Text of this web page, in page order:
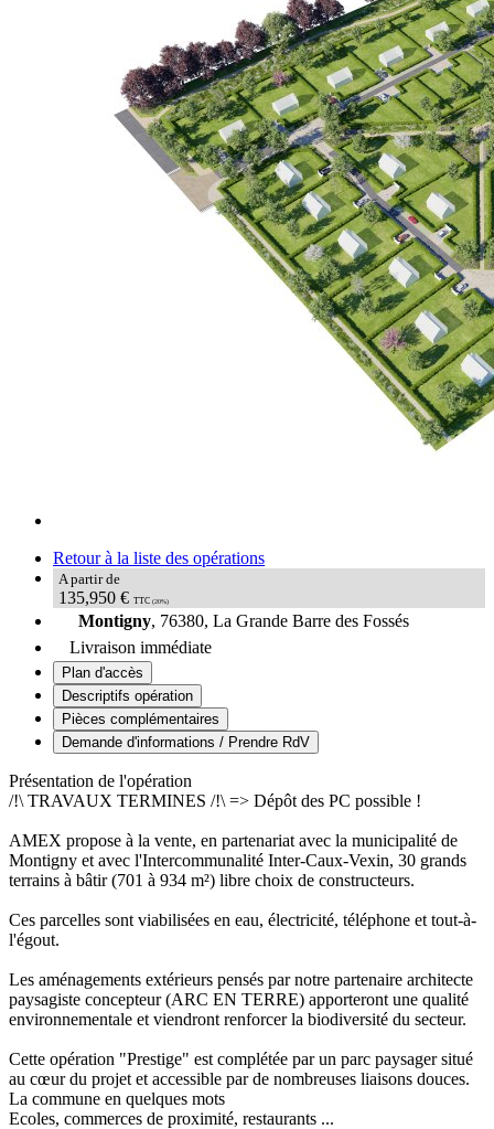
Retour à la liste des opérations
A partir de
135,950 € TTC (20%)
Montigny, 76380, La Grande Barre des Fossés
Livraison immédiate
Plan d'accès
Descriptifs opération
Pièces complémentaires
Demande d'informations / Prendre RdV
Présentation de l'opération
/!\ TRAVAUX TERMINES /!\ => Dépôt des PC possible !
AMEX propose à la vente, en partenariat avec la municipalité de
Montigny et avec l'Intercommunalité Inter-Caux-Vexin, 30 grands
terrains à bâtir (701 à 934 m²) libre choix de constructeurs.
Ces parcelles sont viabilisées en eau, électricité, téléphone et tout-à-
l'égout.
Les aménagements extérieurs pensés par notre partenaire architecte
paysagiste concepteur (ARC EN TERRE) apporteront une qualité
environnementale et viendront renforcer la biodiversité du secteur.
Cette opération "Prestige" est complétée par un parc paysager situé
au cœur du projet et accessible par de nombreuses liaisons douces.
La commune en quelques mots
Ecoles, commerces de proximité, restaurants ...